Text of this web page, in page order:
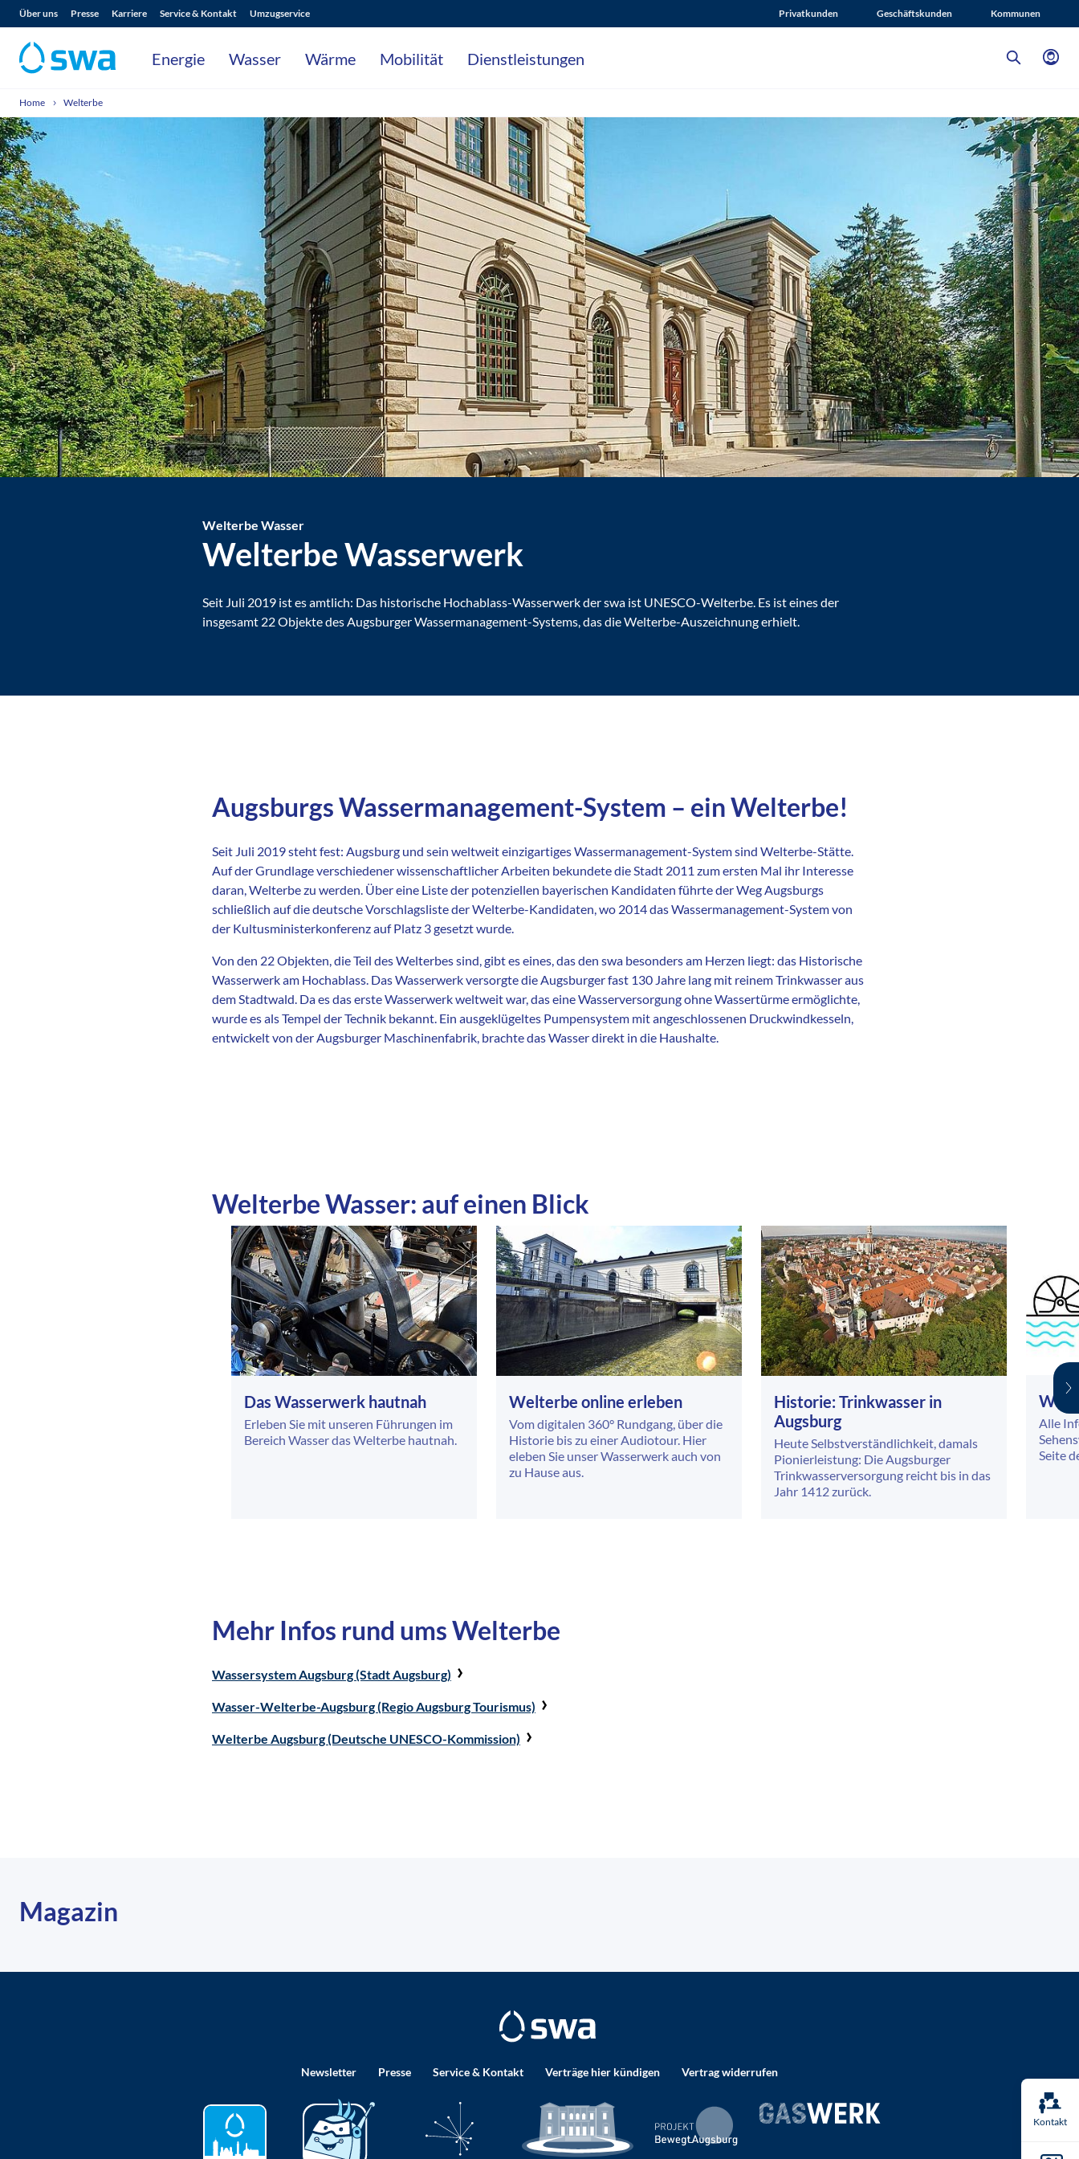
Über uns Presse Karriere Service & Kontakt Umzugservice Privatkunden Geschäftskunden Kommunen
Energie Wasser Wärme Mobilität Dienstleistungen
Home Welterbe
Kontakt
Welterbe Wasser
Welterbe Wasserwerk
Seit Juli 2019 ist es amtlich: Das historische Hochablass-Wasserwerk der swa ist UNESCO-Welterbe. Es ist eines der
insgesamt 22 Objekte des Augsburger Wassermanagement-Systems, das die Welterbe-Auszeichnung erhielt.
Augsburgs Wassermanagement-System – ein Welterbe!
Seit Juli 2019 steht fest: Augsburg und sein weltweit einzigartiges Wassermanagement-System sind Welterbe-Stätte.
Auf der Grundlage verschiedener wissenschaftlicher Arbeiten bekundete die Stadt 2011 zum ersten Mal ihr Interesse
daran, Welterbe zu werden. Über eine Liste der potenziellen bayerischen Kandidaten führte der Weg Augsburgs
schließlich auf die deutsche Vorschlagsliste der Welterbe-Kandidaten, wo 2014 das Wassermanagement-System von
der Kultusministerkonferenz auf Platz 3 gesetzt wurde.
Von den 22 Objekten, die Teil des Welterbes sind, gibt es eines, das den swa besonders am Herzen liegt: das Historische
Wasserwerk am Hochablass. Das Wasserwerk versorgte die Augsburger fast 130 Jahre lang mit reinem Trinkwasser aus
dem Stadtwald. Da es das erste Wasserwerk weltweit war, das eine Wasserversorgung ohne Wassertürme ermöglichte,
wurde es als Tempel der Technik bekannt. Ein ausgeklügeltes Pumpensystem mit angeschlossenen Druckwindkesseln,
entwickelt von der Augsburger Maschinenfabrik, brachte das Wasser direkt in die Haushalte.
Welterbe Wasser: auf einen Blick
Das Wasserwerk hautnah
Erleben Sie mit unseren Führungen im
Bereich Wasser das Welterbe hautnah.
Welterbe online erleben
Vom digitalen 360° Rundgang, über die
Historie bis zu einer Audiotour. Hier
eleben Sie unser Wasserwerk auch von
zu Hause aus.
Historie: Trinkwasser in
Augsburg
Heute Selbstverständlichkeit, damals
Pionierleistung: Die Augsburger
Trinkwasserversorgung reicht bis in das
Jahr 1412 zurück.
Alle
Seite
Mehr Infos rund ums Welterbe
Wassersystem Augsburg (Stadt Augsburg)
Wasser-Welterbe-Augsburg (Regio Augsburg Tourismus)
Welterbe Augsburg (Deutsche UNESCO-Kommission)
Magazin
Newsletter Presse Service & Kontakt Verträge hier kündigen Vertrag widerrufen